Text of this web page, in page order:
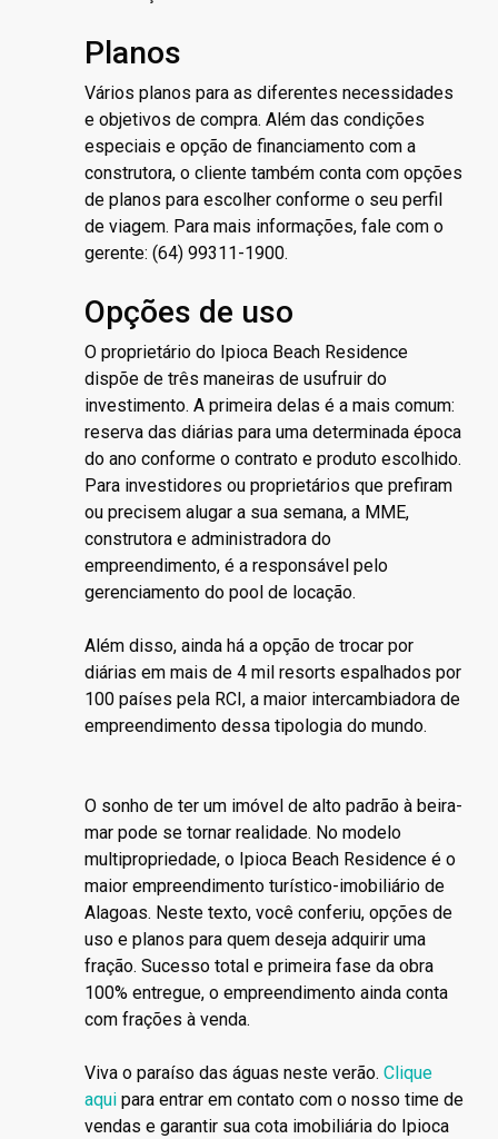
Planos
Vários planos para as diferentes necessidades
e objetivos de compra. Além das condições
especiais e opção de financiamento com a
construtora, o cliente também conta com opções
de planos para escolher conforme o seu perfil
de viagem. Para mais informações, fale com o
gerente: (64) 99311-1900.
Opções de uso
O proprietário do Ipioca Beach Residence
dispõe de três maneiras de usufruir do
investimento. A primeira delas é a mais comum:
reserva das diárias para uma determinada época
do ano conforme o contrato e produto escolhido.
Para investidores ou proprietários que prefiram
ou precisem alugar a sua semana, a MME,
construtora e administradora do
empreendimento, é a responsável pelo
gerenciamento do pool de locação.
Além disso, ainda há a opção de trocar por
diárias em mais de 4 mil resorts espalhados por
100 países pela RCI, a maior intercambiadora de
empreendimento dessa tipologia do mundo.
O sonho de ter um imóvel de alto padrão à beira-
mar pode se tornar realidade. No modelo
multipropriedade, o Ipioca Beach Residence é o
maior empreendimento turístico-imobiliário de
Alagoas. Neste texto, você conferiu, opções de
uso e planos para quem deseja adquirir uma
fração. Sucesso total e primeira fase da obra
100% entregue, o empreendimento ainda conta
com frações à venda.
Viva o paraíso das águas neste verão. Clique
aqui para entrar em contato com o nosso time de
vendas e garantir sua cota imobiliária do Ipioca